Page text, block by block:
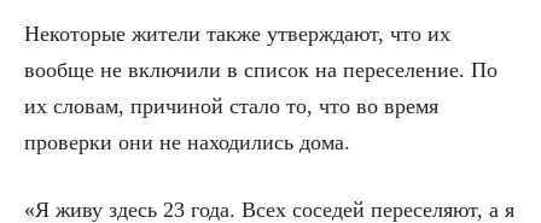
Некоторые жители также утверждают, что их
вообще не включили в список на переселение. По
их словам, причиной стало то, что во время
проверки они не находились дома.
«Я живу здесь 23 года. Всех соседей переселяют, а я